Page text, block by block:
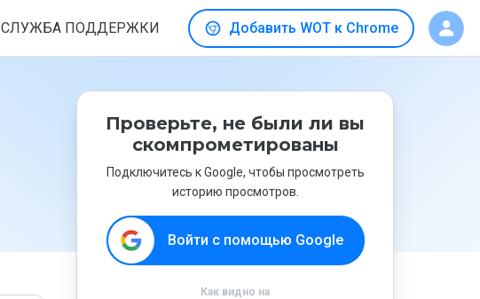
СЛУЖБА ПОДДЕРЖКИ Добавить WOT к Chrome
Проверьте, не были ли вы
скомпрометированы
Подключитесь к Google, чтобы просмотреть
историю просмотров.
Войти с помощью Google
Как видно на